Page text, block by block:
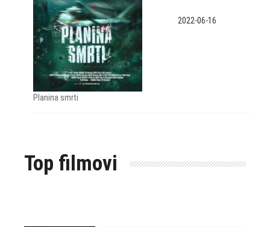
Planina smrti
2022-06-16
Top filmovi